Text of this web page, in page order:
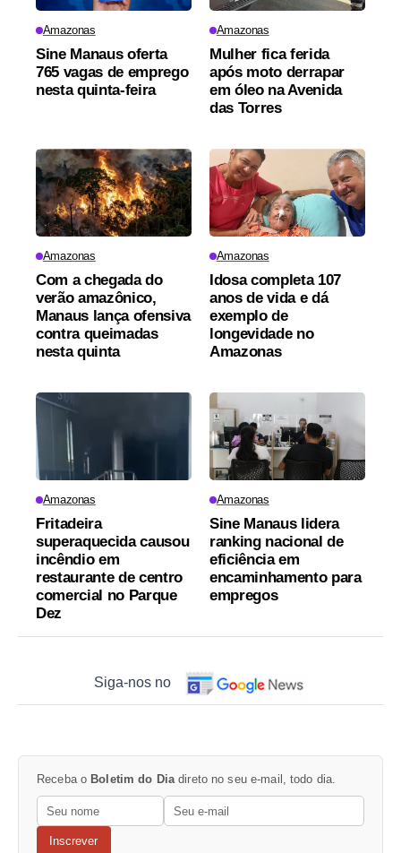
Amazonas
Sine Manaus oferta
765 vagas de emprego
nesta quinta-feira
Amazonas
Mulher fica ferida
após moto derrapar
em óleo na Avenida
das Torres
Amazonas
Com a chegada do
verão amazônico,
Manaus lança ofensiva
contra queimadas
nesta quinta
Amazonas
Idosa completa 107
anos de vida e dá
exemplo de
longevidade no
Amazonas
Amazonas
Fritadeira
superaquecida causou
incêndio em
restaurante de centro
comercial no Parque
Dez
Amazonas
Sine Manaus lidera
ranking nacional de
eficiência em
encaminhamento para
empregos
Siga-nos no
Receba o Boletim do Dia direto no seu e-mail, todo dia.
Inscrever